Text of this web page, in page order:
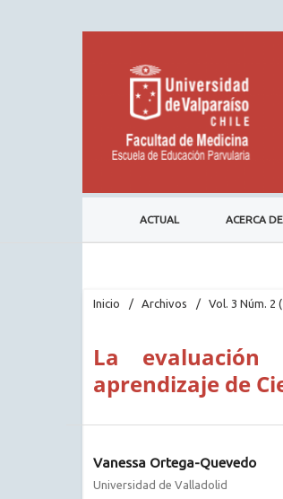
ACTUAL ACERCA DE
Inicio / Archivos / Vol. 3 Núm. 2
La evaluación
aprendizaje de
Vanessa Ortega-Quevedo
Universidad de Valladolid